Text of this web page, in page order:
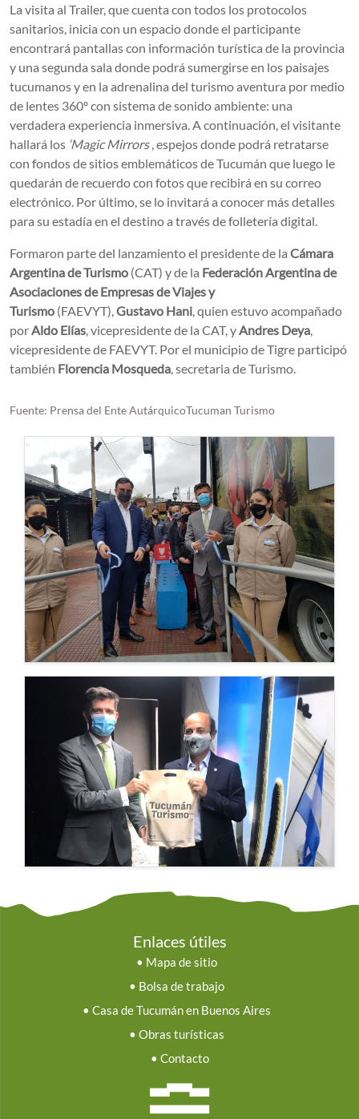
La visita al Trailer, que cuenta con todos los protocolos
sanitarios, inicia con un espacio donde el participante
encontrará pantallas con información turística de la provincia
y una segunda sala donde podrá sumergirse en los paisajes
tucumanos y en la adrenalina del turismo aventura por medio
de lentes 360º con sistema de sonido ambiente: una
verdadera experiencia inmersiva. A continuación, el visitante
hallará los ‘Magic Mirrors’ , espejos donde podrá retratarse
con fondos de sitios emblemáticos de Tucumán que luego le
quedarán de recuerdo con fotos que recibirá en su correo
electrónico. Por último, se lo invitará a conocer más detalles
para su estadía en el destino a través de folletería digital.
Formaron parte del lanzamiento el presidente de la Cámara
Argentina de Turismo (CAT) y de la Federación Argentina de
Asociaciones de Empresas de Viajes y
Turismo (FAEVYT), Gustavo Hani , quien estuvo acompañado
por Aldo Elías , vicepresidente de la CAT, y Andres Deya
vicepresidente de FAEVYT. Por el municipio de Tigre participó
también Florencia Mosqueda , secretaria de Turismo.
Fuente: Prensa del Ente AutárquicoTucuman Turismo
Enlaces útiles
• Mapa de sitio
• Bolsa de trabajo
• Casa de Tucumán en Buenos Aires
• Obras turísticas
• Contacto